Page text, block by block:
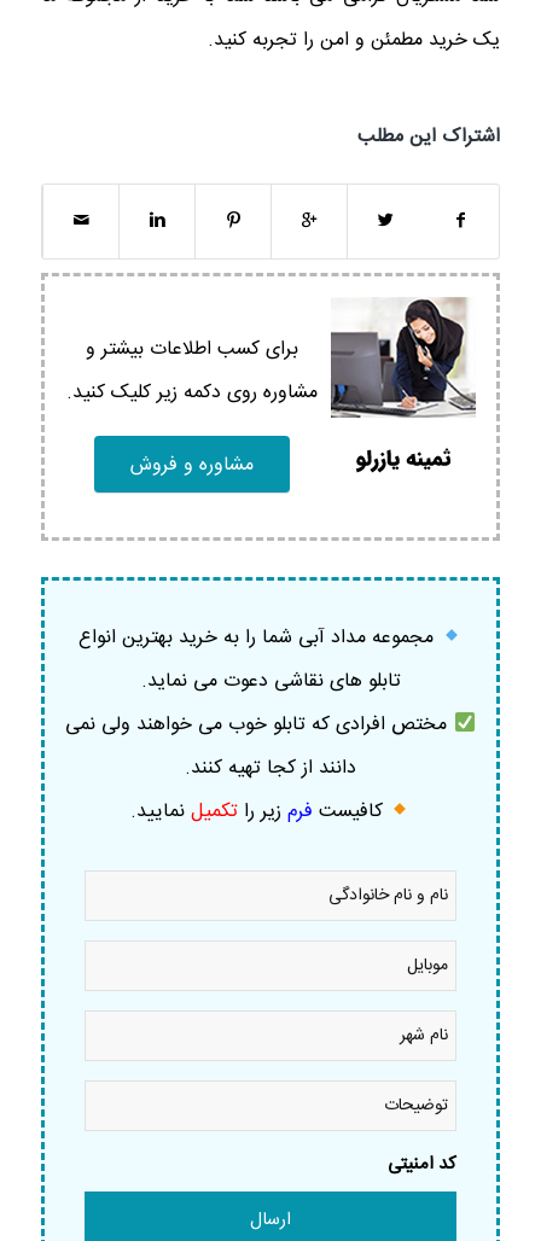
یک خرید مطمئن و امن را تجربه کنید.
اشتراک این مطلب
برای کسب اطلاعات بیشتر و
مشاوره روی دکمه زیر کلیک کنید.
مشاوره و فروش
مجموعه مداد آبی شما را به خرید بهترین انواع
تابلو های نقاشی دعوت می نماید.
مختص افرادی که تابلو خوب می خواهند ولی نمی
دانند از کجا تهیه کنند.
کافیست فرم زیر را تکمیلنمایید.
نام
نام
خانوادگی
موبایل
نام
شهر *
توضیحات
کد امنیتی